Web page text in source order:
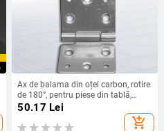
Ax de balama din oțel carbon, rotire
de 180°, pentru piese din tablă,
balama pliabilă
50.17 Lei
add_shopping_cart